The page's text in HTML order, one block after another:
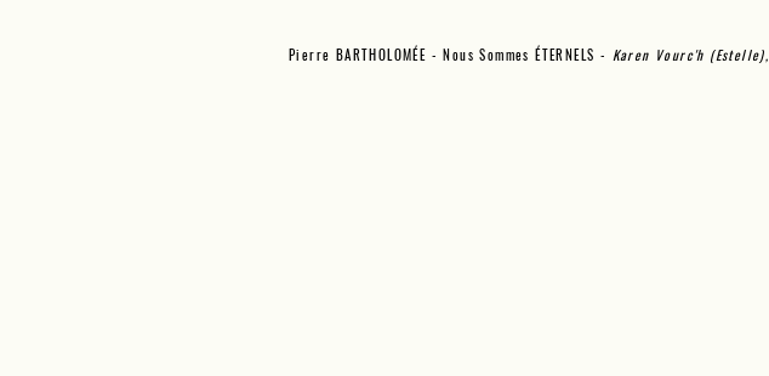
Pierre BARTHOLOMÉE - Nous Sommes ÉTERNELS - Karen Vourc'h (Estelle),